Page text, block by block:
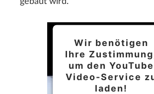
Wir benötigen
Ihre
um den YouTube
Video-Service
laden!